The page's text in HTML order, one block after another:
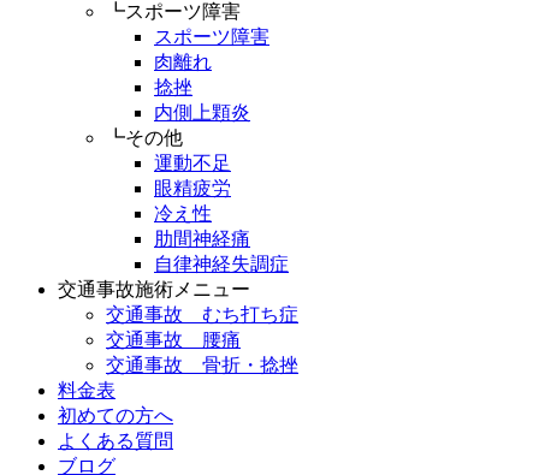
┗スポーツ障害
スポーツ障害
肉離れ
捻挫
内側上顆炎
┗その他
運動不足
眼精疲労
冷え性
肋間神経痛
自律神経失調症
交通事故施術メニュー
交通事故 むち打ち症
交通事故 腰痛
交通事故 骨折・捻挫
料金表
初めての方へ
よくある質問
ブログ